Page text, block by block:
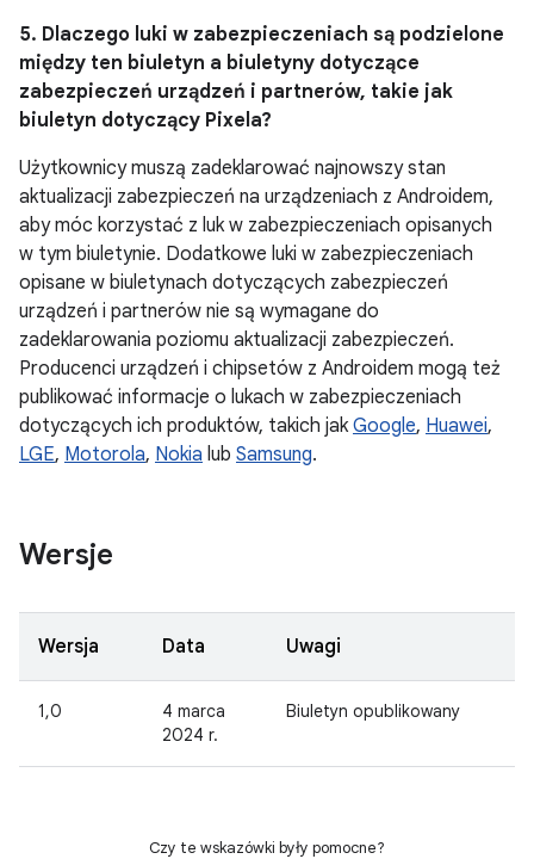
5. Dlaczego luki w zabezpieczeniach są podzielone
między ten biuletyn a biuletyny dotyczące
zabezpieczeń urządzeń i partnerów, takie jak
biuletyn dotyczący Pixela?
Użytkownicy muszą zadeklarować najnowszy stan
aktualizacji zabezpieczeń na urządzeniach z Androidem,
aby móc korzystać z luk w zabezpieczeniach opisanych
w tym biuletynie. Dodatkowe luki w zabezpieczeniach
opisane w biuletynach dotyczących zabezpieczeń
urządzeń i partnerów nie są wymagane do
zadeklarowania poziomu aktualizacji zabezpieczeń.
Producenci urządzeń i chipsetów z Androidem mogą też
publikować informacje o lukach w zabezpieczeniach
dotyczących ich produktów, takich jak Google, Huawei,
LGE, Motorola, Nokia lub Samsung.
Wersje
Wersja Data Uwagi
1,0
4 marca
2024 r.
Biuletyn opublikowany
Czy te wskazówki były pomocne?